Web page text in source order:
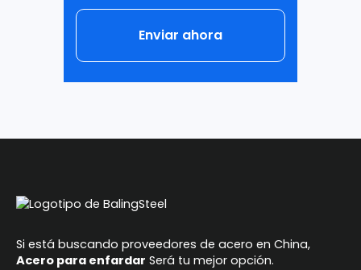
Enviar ahora
Alternative:
Si está buscando proveedores de acero en China,
Acero para enfardar Será tu mejor opción.